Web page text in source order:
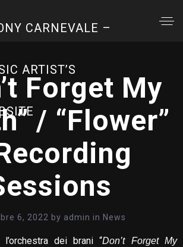
Forget My
/ “Flower”
6, 2022 by admin in News
dei brani “Don’t Forget My